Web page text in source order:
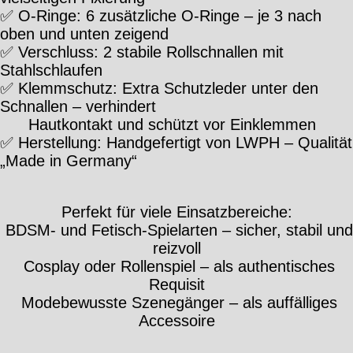
✅ O-Ringe: 6 zusätzliche O-Ringe – je 3 nach
oben und unten zeigend
✅ Verschluss: 2 stabile Rollschnallen mit
Stahlschlaufen
✅ Klemmschutz: Extra Schutzleder unter den
Schnallen – verhindert
Hautkontakt und schützt vor Einklemmen
✅ Herstellung: Handgefertigt von LWPH – Qualität
„Made in Germany“
Perfekt für viele Einsatzbereiche:
BDSM- und Fetisch-Spielarten – sicher, stabil und
reizvoll
Cosplay oder Rollenspiel – als authentisches
Requisit
Modebewusste Szenegänger – als auffälliges
Accessoire